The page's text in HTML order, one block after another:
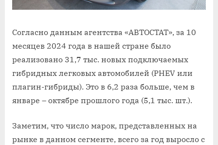
Согласно данным агентства «АВТОСТАТ», за 10
месяцев 2024 года в нашей стране было
реализовано 31,7 тыс. новых подключаемых
гибридных легковых автомобилей (PHEV или
плагин-гибриды). Это в 6,2 раза больше, чем в
январе – октябре прошлого года (5,1 тыс. шт.).
Заметим, что число марок, представленных на
рынке в данном сегменте, всего за год выросло с